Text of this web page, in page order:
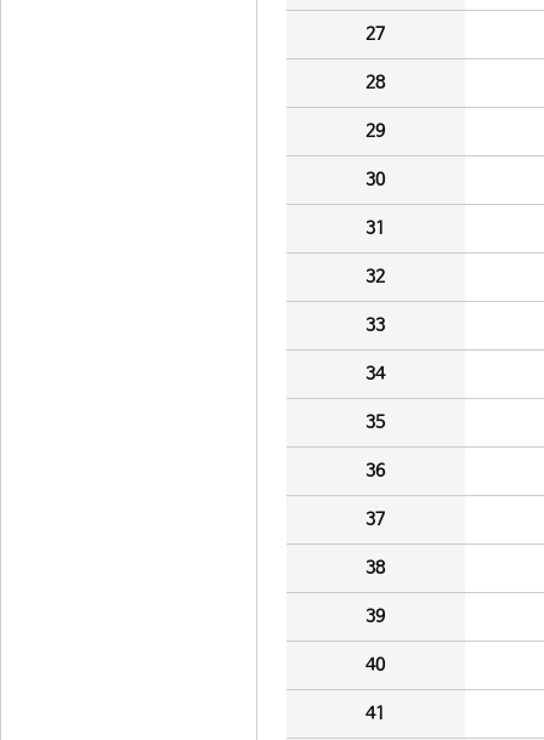
27
28
29
30
31
32
33
34
35
36
37
38
39
40
41